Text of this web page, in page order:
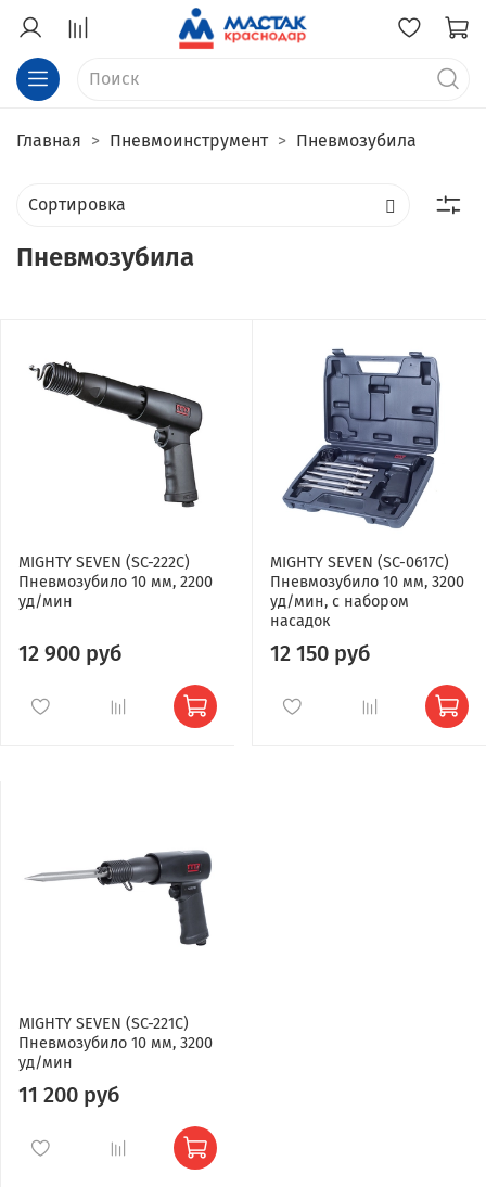
Главная Пневмоинструмент Пневмозубила
Пневмозубила
MIGHTY SEVEN (SC-222C)
Пневмозубило 10 мм, 2200
уд/мин
12 900 руб
MIGHTY SEVEN (SC-0617C)
Пневмозубило 10 мм, 3200
уд/мин, с набором
насадок
12 150 руб
MIGHTY SEVEN (SC-221C)
Пневмозубило 10 мм, 3200
уд/мин
11 200 руб